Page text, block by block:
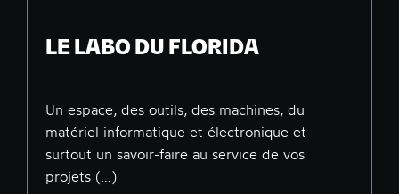
LE LABO DU FLORIDA
Un espace, des outils, des machines, du
matériel informatique et électronique et
surtout un savoir-faire au service de vos
projets (…)